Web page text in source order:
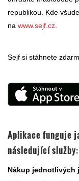
republikou. Kde
na www.sejf.cz
Sejf si stáhnete
Aplikace funguje
následující služby:
Nákup jednotlivých